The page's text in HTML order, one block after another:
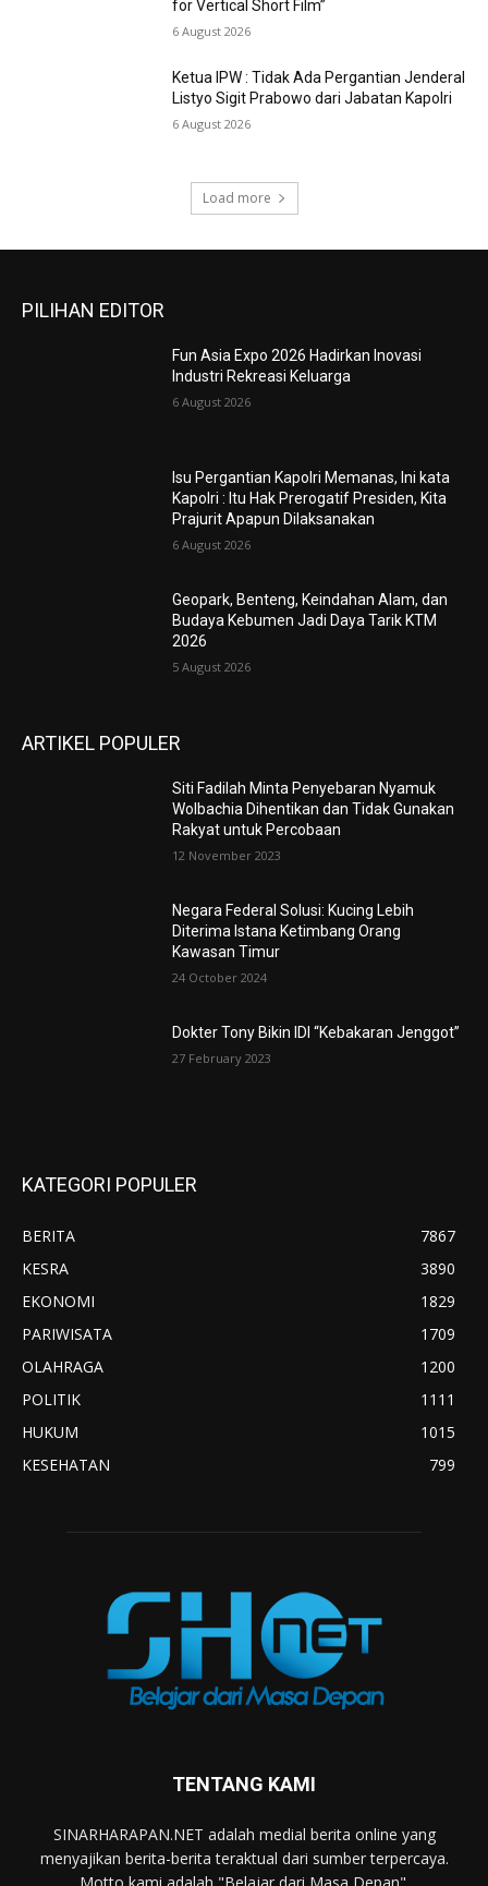
for Vertical Short Film”
6 August 2026
Ketua IPW : Tidak Ada Pergantian Jenderal
Listyo Sigit Prabowo dari Jabatan Kapolri
6 August 2026
Load more
PILIHAN EDITOR
Fun Asia Expo 2026 Hadirkan Inovasi
Industri Rekreasi Keluarga
6 August 2026
Isu Pergantian Kapolri Memanas, Ini kata
Kapolri : Itu Hak Prerogatif Presiden, Kita
Prajurit Apapun Dilaksanakan
6 August 2026
Geopark, Benteng, Keindahan Alam, dan
Budaya Kebumen Jadi Daya Tarik KTM
2026
5 August 2026
ARTIKEL POPULER
Siti Fadilah Minta Penyebaran Nyamuk
Wolbachia Dihentikan dan Tidak Gunakan
Rakyat untuk Percobaan
12 November 2023
Negara Federal Solusi: Kucing Lebih
Diterima Istana Ketimbang Orang
Kawasan Timur
24 October 2024
Dokter Tony Bikin IDI “Kebakaran Jenggot”
27 February 2023
KATEGORI POPULER
BERITA
7867
KESRA
3890
EKONOMI
1829
PARIWISATA
1709
OLAHRAGA
1200
POLITIK
1111
HUKUM
1015
KESEHATAN
799
TENTANG KAMI
SINARHARAPAN.NET adalah medial berita online yang
menyajikan berita-berita teraktual dari sumber terpercaya.